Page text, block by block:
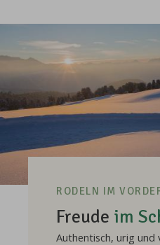
RODELN IM
Freude im
Authentisch, urig und